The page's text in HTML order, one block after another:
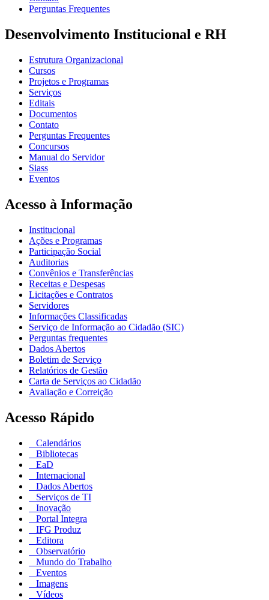
Perguntas Frequentes
Desenvolvimento Institucional e RH
Estrutura Organizacional
Cursos
Projetos e Programas
Serviços
Editais
Documentos
Contato
Perguntas Frequentes
Concursos
Manual do Servidor
Siass
Eventos
Acesso à Informação
Institucional
Ações e Programas
Participação Social
Auditorias
Convênios e Transferências
Receitas e Despesas
Licitações e Contratos
Servidores
Informações Classificadas
Serviço de Informação ao Cidadão (SIC)
Perguntas frequentes
Dados Abertos
Boletim de Serviço
Relatórios de Gestão
Carta de Serviços ao Cidadão
Avaliação e Correição
Acesso Rápido
Calendários
Bibliotecas
EaD
Internacional
Dados Abertos
Serviços de TI
Inovação
Portal Integra
IFG Produz
Editora
Observatório
Mundo do Trabalho
Eventos
Imagens
Vídeos